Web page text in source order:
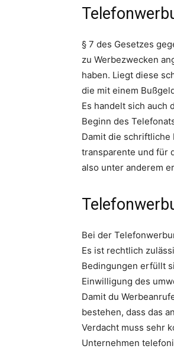
§ 7 des Gesetzes
zu Werbezwecken
haben. Liegt diese
die mit einem
Es handelt sich auch
Beginn des
Damit die
transparente und für
also unter anderem
Bei der
Es ist rechtlich
Bedingungen erfüllt
Einwilligung des
Damit du
bestehen, dass das
Verdacht muss sehr
Unternehmen